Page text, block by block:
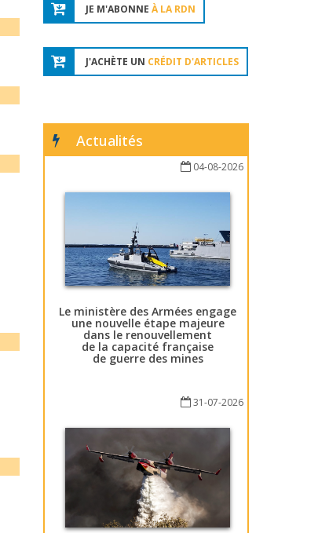
JE M'ABONNE À LA RDN
J'ACHÈTE UN CRÉDIT D'ARTICLES
Actualités
04-08-2026
Le ministère des Armées engage
une nouvelle étape majeure
dans le renouvellement
de la capacité française
de guerre des mines
31-07-2026